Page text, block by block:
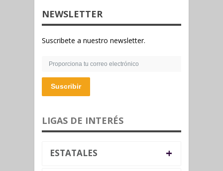
NEWSLETTER
Suscribete a nuestro newsletter.
Suscribir
LIGAS DE INTERÉS
ESTATALES +